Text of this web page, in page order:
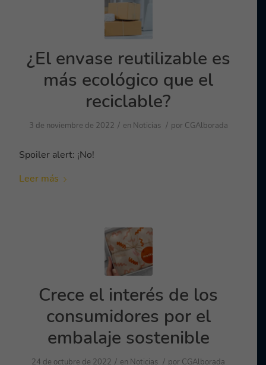
¿El envase reutilizable es
más ecológico que el
reciclable?
3 de noviembre de 2022 / en Noticias / por CGAlborada
Spoiler alert: ¡No!
Leer más
Crece el interés de los
consumidores por el
embalaje sostenible
24 de octubre de 2022 / en Noticias / por CGAlborada